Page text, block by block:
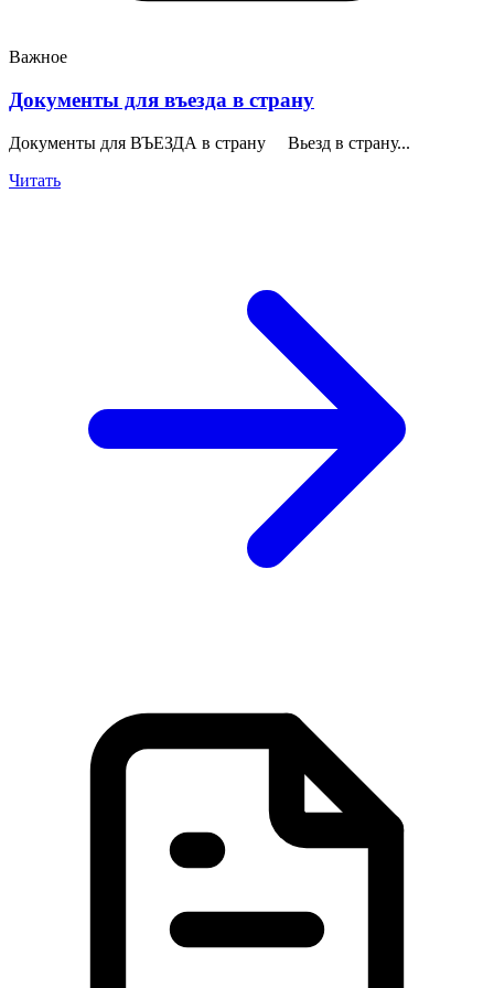
Важное
Документы для въезда в страну
Документы для ВЪЕЗДА в страну Вьезд в страну...
Читать